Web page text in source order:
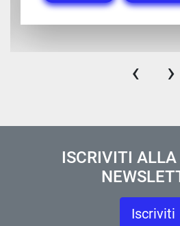
‹ ›
ISCRIVITI
Iscriviti